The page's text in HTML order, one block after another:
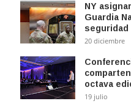
NY
Guardia
seguridad
20 diciembre
octava
19 julio